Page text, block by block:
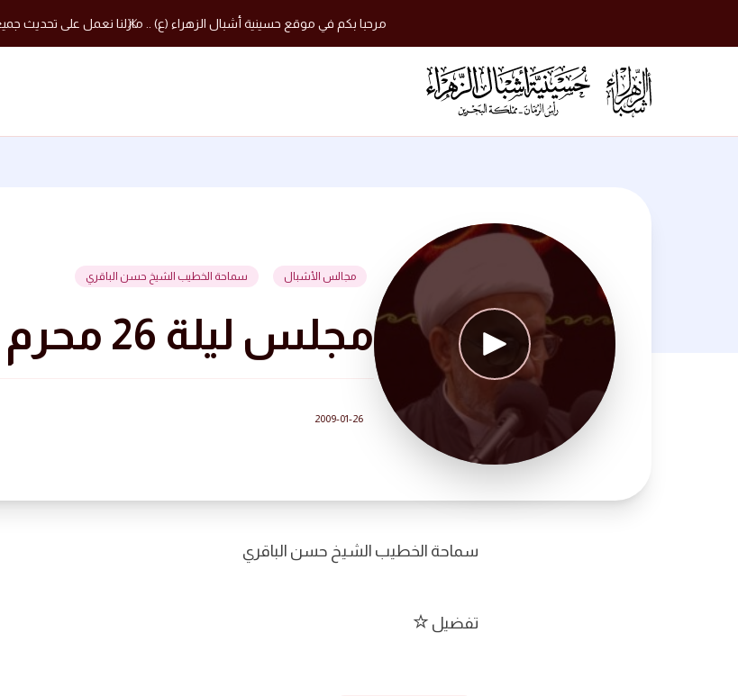
مرحبا بكم في موقع حسينية أشبال الزهراء (ع) .. مازلنا نعمل على تحديث
مجالس الأشبال سماحة الخطيب الشيخ حسن الباقري
مجلس ليلة 26 محرم الحرام
2009-01-26
سماحة الخطيب الشيخ حسن الباقري
تفضيل